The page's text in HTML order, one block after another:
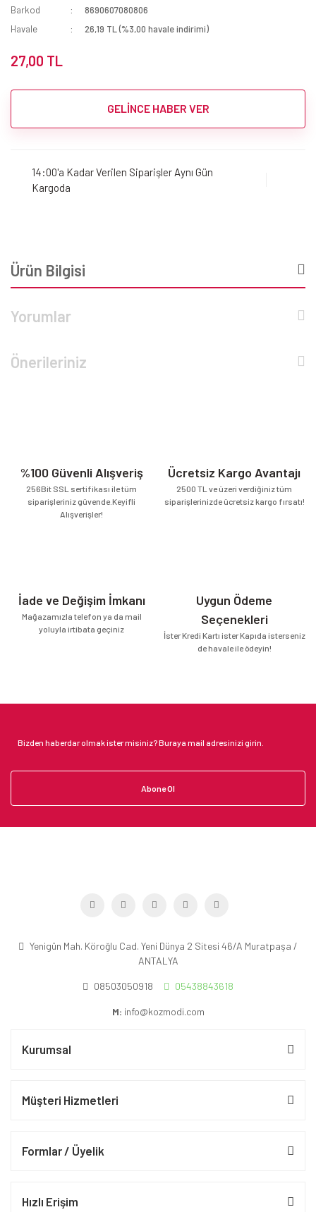
Barkod
8690607080806
Havale
26,19 TL (%3,00 havale indirimi)
27,00 TL
GELİNCE HABER VER
14:00'a Kadar Verilen Siparişler Aynı Gün
Kargoda
Ürün Bilgisi
Yorumlar
Önerileriniz
%100 Güvenli Alışveriş
256Bit SSL sertifikası ile tüm
siparişleriniz güvende.Keyifli
Alışverişler!
Ücretsiz Kargo Avantajı
2500 TL ve üzeri verdiğiniz tüm
siparişlerinizde ücretsiz kargo fırsatı!
İade ve Değişim İmkanı
Mağazamızla telefon ya da mail
yoluyla irtibata geçiniz
Uygun Ödeme
Seçenekleri
İster Kredi Kartı ister Kapıda isterseniz
de havale ile ödeyin!
Abone Ol
Yenigün Mah. Köroğlu Cad. Yeni Dünya 2 Sitesi 46/A Muratpaşa /
ANTALYA
08503050918 05438843618
M: info@kozmodi.com
Kurumsal
Müşteri Hizmetleri
Formlar / Üyelik
Hızlı Erişim